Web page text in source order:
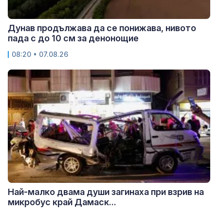
Дунав продължава да се понижава, нивото
пада с до 10 см за денонощие
08:20 • 07.08.26
Най-малко двама души загинаха при взрив на
микробус край Дамаск...